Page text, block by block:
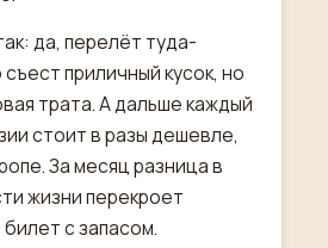
да, перелёт туда-
приличный кусок, но
трата. А дальше каждый
стоит в разы дешевле,
За месяц разница в
жизни перекроет
с запасом.